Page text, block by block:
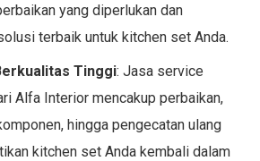
yang diperlukan dan
terbaik untuk kitchen set Anda.
Tinggi: Jasa service
Alfa Interior mencakup perbaikan,
hingga pengecatan ulang
kitchen set Anda kembali dalam